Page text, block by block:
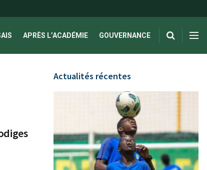
APRÈS L’ACADÉMIE GOUVERNANCE
Actualités récentes